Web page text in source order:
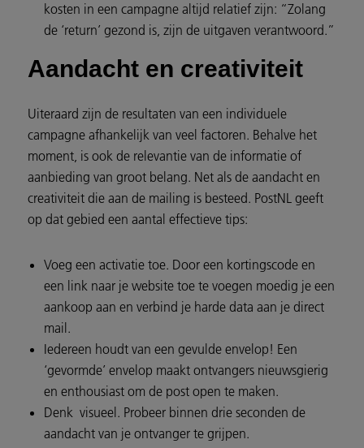
kosten in een campagne altijd relatief zijn: “Zolang
de ‘return’ gezond is, zijn de uitgaven verantwoord.”
Aandacht en creativiteit
Uiteraard zijn de resultaten van een individuele
campagne afhankelijk van veel factoren. Behalve het
moment, is ook de relevantie van de informatie of
aanbieding van groot belang. Net als de aandacht en
creativiteit die aan de mailing is besteed. PostNL geeft
op dat gebied een aantal effectieve tips:
Voeg een activatie toe. Door een kortingscode en
een link naar je website toe te voegen moedig je een
aankoop aan en verbind je harde data aan je direct
mail.
Iedereen houdt van een gevulde envelop! Een
‘gevormde’ envelop maakt ontvangers nieuwsgierig
en enthousiast om de post open te maken.
Denk visueel. Probeer binnen drie seconden de
aandacht van je ontvanger te grijpen.